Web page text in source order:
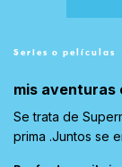
Series o películas
mis aventuras
Se trata de
prima .Juntos se